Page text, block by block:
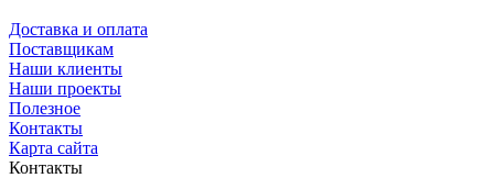
Доставка и оплата
Поставщикам
Наши клиенты
Наши проекты
Полезное
Контакты
Карта сайта
Контакты